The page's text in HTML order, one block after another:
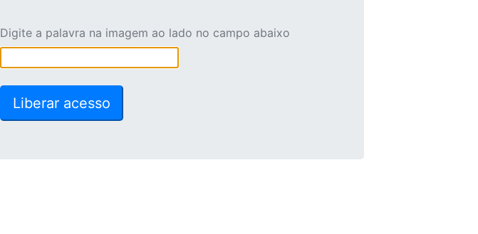
Digite a palavra na imagem ao lado no campo abaixo